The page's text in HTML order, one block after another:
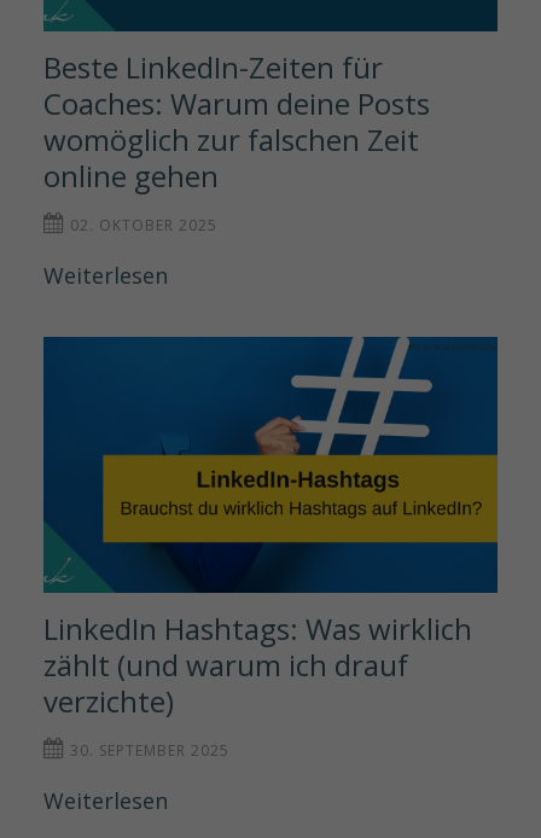
Beste LinkedIn-Zeiten für
Coaches: Warum deine Posts
womöglich zur falschen Zeit
online gehen
02. OKTOBER 2025
Weiterlesen
LinkedIn Hashtags: Was wirklich
zählt (und warum ich drauf
verzichte)
30. SEPTEMBER 2025
Weiterlesen